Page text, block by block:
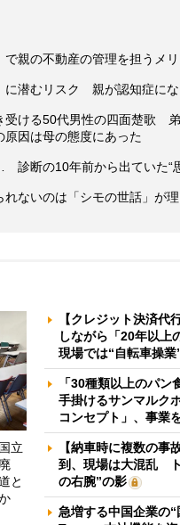
で親の不動産の管理を担うメリ
に潜むリスク 親が認知症に
受ける50代男性の四面楚歌
原因は母の態度にあった
診断の10年前から出ていた“
れないのは「シモの世話」が
立
と
【クレジット決済
しながら「20年以
現場では“自転車操
「30種類以上のパ
手掛けるサンマルク
コンセプト」、事業
【納車時に複数の事
到、現場は大混乱
の右腕”の影
急増する中国企業の